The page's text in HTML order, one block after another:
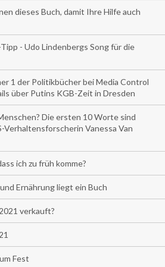
dieses Buch, damit Ihre Hilfe auch
- Udo Lindenbergs Song für die
1 der Politikbücher bei Media Control
über Putins KGB-Zeit in Dresden
Die ersten 10 Worte sind
Verhaltensforscherin Vanessa Van
ich zu früh komme?
Ernährung liegt ein Buch
verkauft?
Fest